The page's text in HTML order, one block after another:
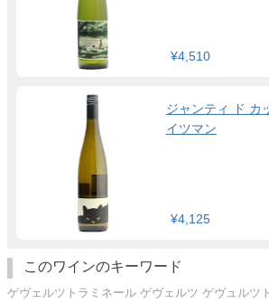
¥4,510
ジャンティ ド カ
イツマン
¥4,125
このワインのキーワード
ゲヴェルツトラミネール ゲヴェルツ ゲヴュルツ